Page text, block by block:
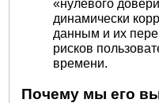
«нулевого
динамически
данным и их
рисков
времени.
Почему мы его